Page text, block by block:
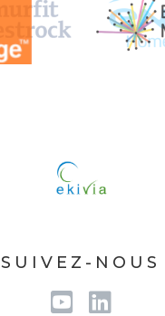
SUIVEZ-NOUS
Youtube